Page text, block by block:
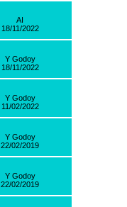
AI
18/11/2022
Y Godoy
18/11/2022
Y Godoy
11/02/2022
Y Godoy
22/02/2019
Y Godoy
22/02/2019